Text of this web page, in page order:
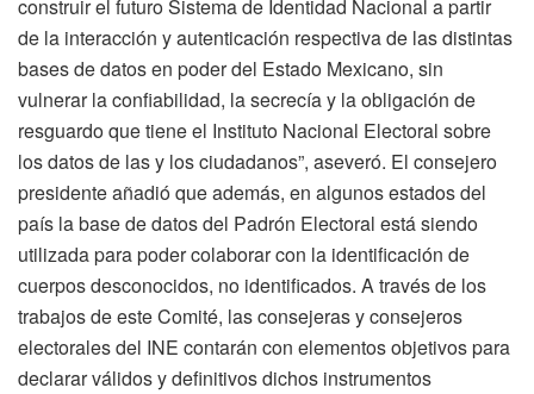
construir el futuro Sistema de Identidad Nacional a partir
de la interacción y autenticación respectiva de las distintas
bases de datos en poder del Estado Mexicano, sin
vulnerar la confiabilidad, la secrecía y la obligación de
resguardo que tiene el Instituto Nacional Electoral sobre
los datos de las y los ciudadanos”, aseveró. El consejero
presidente añadió que además, en algunos estados del
país la base de datos del Padrón Electoral está siendo
utilizada para poder colaborar con la identificación de
cuerpos desconocidos, no identificados. A través de los
trabajos de este Comité, las consejeras y consejeros
electorales del INE contarán con elementos objetivos para
declarar válidos y definitivos dichos instrumentos